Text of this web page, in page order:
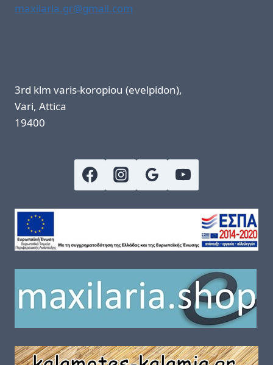
maxilaria.gr@gmail.com
3rd klm varis-koropiou (evelpidon),
Vari, Attica
19400